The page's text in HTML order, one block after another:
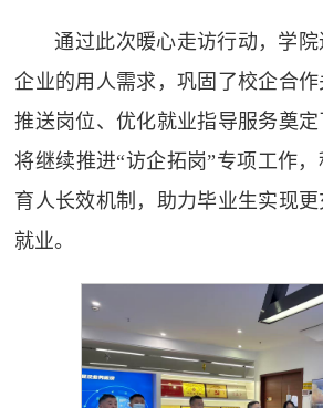
通过此次暖心走访行动，学
企业的用人需求，巩固了校企合
推送岗位、优化就业指导服务奠
将继续推进“访企拓岗”专项工作
育人长效机制，助力毕业生实现
就业。